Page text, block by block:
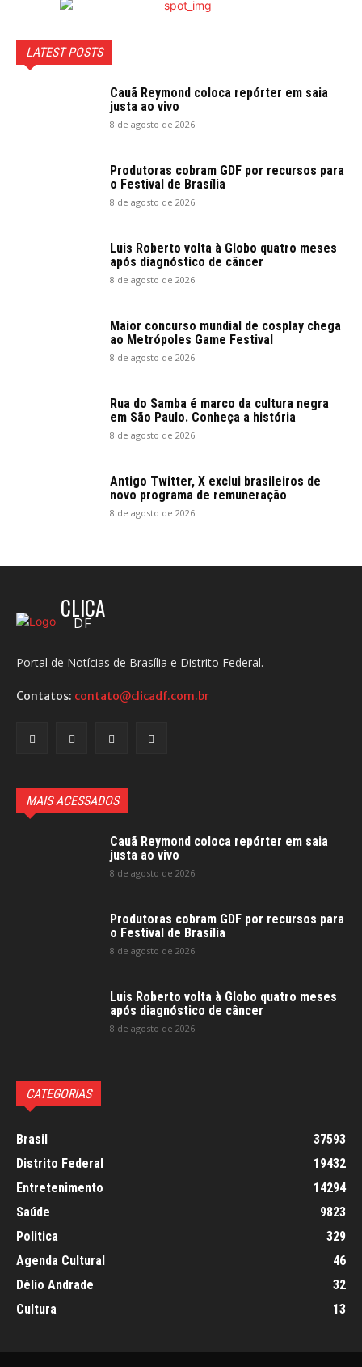
LATEST POSTS
Cauã Reymond coloca repórter em saia
justa ao vivo
8 de agosto de 2026
Produtoras cobram GDF por recursos para
o Festival de Brasília
8 de agosto de 2026
Luis Roberto volta à Globo quatro meses
após diagnóstico de câncer
8 de agosto de 2026
Maior concurso mundial de cosplay chega
ao Metrópoles Game Festival
8 de agosto de 2026
Rua do Samba é marco da cultura negra
em São Paulo. Conheça a história
8 de agosto de 2026
Antigo Twitter, X exclui brasileiros de
novo programa de remuneração
8 de agosto de 2026
CLICA
DF
Portal de Notícias de Brasília e Distrito Federal.
Contatos: contato@clicadf.com.br
MAIS ACESSADOS
Cauã Reymond coloca repórter em saia
justa ao vivo
8 de agosto de 2026
Produtoras cobram GDF por recursos para
o Festival de Brasília
8 de agosto de 2026
Luis Roberto volta à Globo quatro meses
após diagnóstico de câncer
8 de agosto de 2026
CATEGORIAS
Brasil
37593
Distrito Federal
19432
Entretenimento
14294
Saúde
9823
Politica
329
Agenda Cultural
46
Délio Andrade
32
Cultura
13